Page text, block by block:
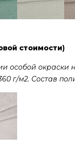
стоимости)
особой окраски
г/м2. Состав